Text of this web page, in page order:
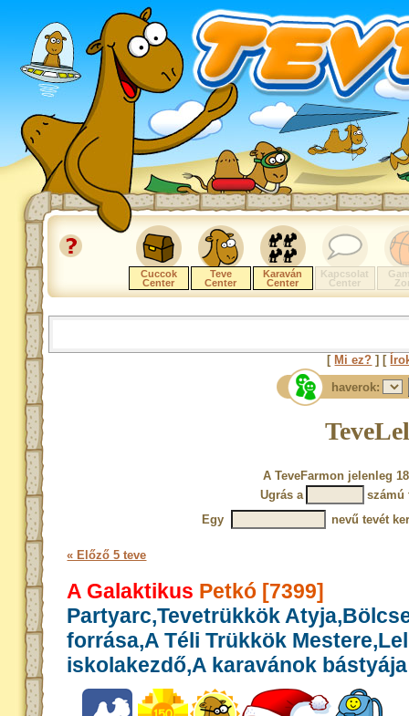
Cuccok
Center
Teve
Center
Karaván
Center
Kapcsolat
Center
[ Mi ez? ] [
haverok:
A TeveFarmon jelenleg
Ugrás a
számú
Egy
nevű tevét
« Előző 5 teve
A Galaktikus Petkó [7399]
Partyarc,Tevetrükkök
forrása,A Téli Trükkök
iskolakezdő,A karavánok bástyája